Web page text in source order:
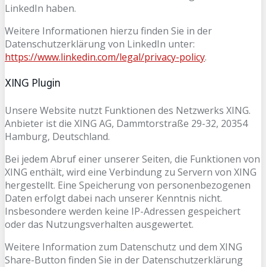
LinkedIn haben.
Weitere Informationen hierzu finden Sie in der
Datenschutzerklärung von LinkedIn unter:
https://www.linkedin.com/legal/privacy-policy.
XING Plugin
Unsere Website nutzt Funktionen des Netzwerks XING.
Anbieter ist die XING AG, Dammtorstraße 29-32, 20354
Hamburg, Deutschland.
Bei jedem Abruf einer unserer Seiten, die Funktionen von
XING enthält, wird eine Verbindung zu Servern von XING
hergestellt. Eine Speicherung von personenbezogenen
Daten erfolgt dabei nach unserer Kenntnis nicht.
Insbesondere werden keine IP-Adressen gespeichert
oder das Nutzungsverhalten ausgewertet.
Weitere Information zum Datenschutz und dem XING
Share-Button finden Sie in der Datenschutzerklärung